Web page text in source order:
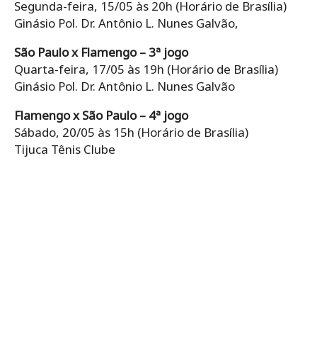
Segunda-feira, 15/05 às 20h (Horário de Brasília)
Ginásio Pol. Dr. Antônio L. Nunes Galvão,
São Paulo x Flamengo – 3ª jogo
Quarta-feira, 17/05 às 19h (Horário de Brasília)
Ginásio Pol. Dr. Antônio L. Nunes Galvão
Flamengo x São Paulo – 4ª jogo
Sábado, 20/05 às 15h (Horário de Brasília)
Tijuca Tênis Clube